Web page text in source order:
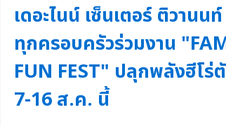
เดอะไนน์ เซ็นเตอร์ ติวานน
ทุกครอบครัวร่วมงาน
FUN FEST" ปลุกพลังฮีโร่
7-16 ส.ค. นี้